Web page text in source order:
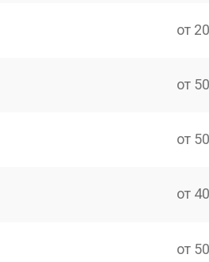
от
от
от
от
от